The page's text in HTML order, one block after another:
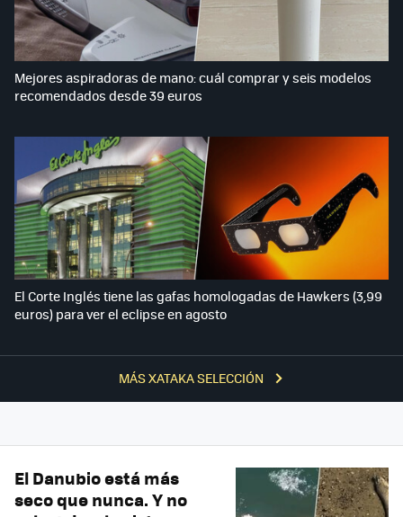
MÁS XATAKA SELECCIÓN
Mejores aspiradoras de mano: cuál comprar y seis modelos
recomendados desde 39 euros
El Corte Inglés tiene las gafas homologadas de Hawkers (3,99
euros) para ver el eclipse en agosto
El Danubio está más
seco que nunca. Y no